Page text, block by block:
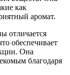
как
аромат.
отличается
обеспечивает
Она
благодаря